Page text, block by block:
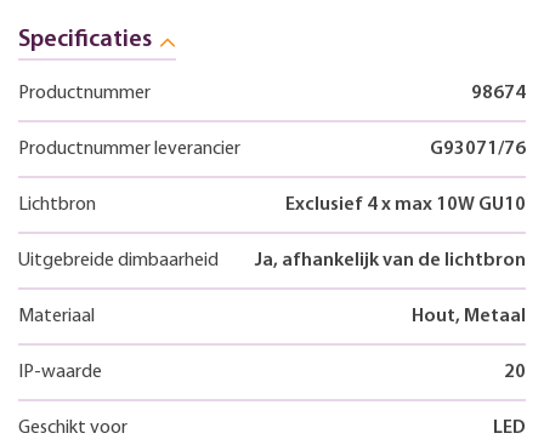
Specificaties
Productnummer 98674
Productnummer leverancier G93071/76
Lichtbron Exclusief 4 x max 10W GU10
Uitgebreide dimbaarheid Ja, afhankelijk van de lichtbron
Materiaal Hout, Metaal
IP-waarde 20
Geschikt voor LED